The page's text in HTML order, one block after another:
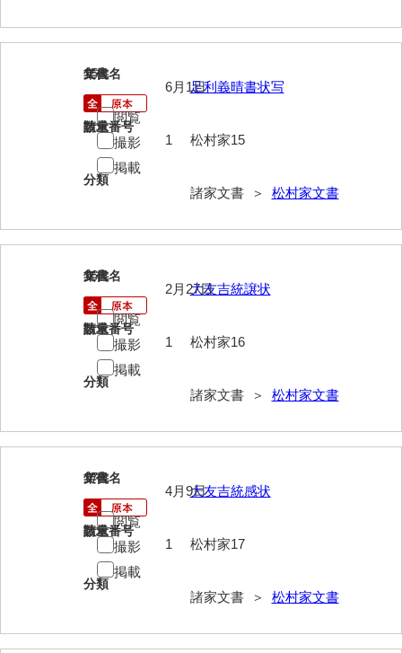
河崎家文書（旧神代村）
河田家文書
河野家文書（美祢市）
神本正律文書
岸浩文庫
岸村家文書
木梨家文書
木部家文書
木村家文書
木村家文書（山口市）
清川家文書
15
文書名
足利義晴書状写
請求番号
松村家15
分類
諸家文書 ＞ 松村家文書
年代
6月1日
数量
1
閲覧
撮影
掲載
16
文書名
大友吉統譲状
請求番号
松村家16
分類
諸家文書 ＞ 松村家文書
年代
2月27日
数量
1
閲覧
撮影
掲載
17
文書名
大友吉統感状
請求番号
松村家17
分類
諸家文書 ＞ 松村家文書
年代
4月9日
数量
1
閲覧
撮影
掲載